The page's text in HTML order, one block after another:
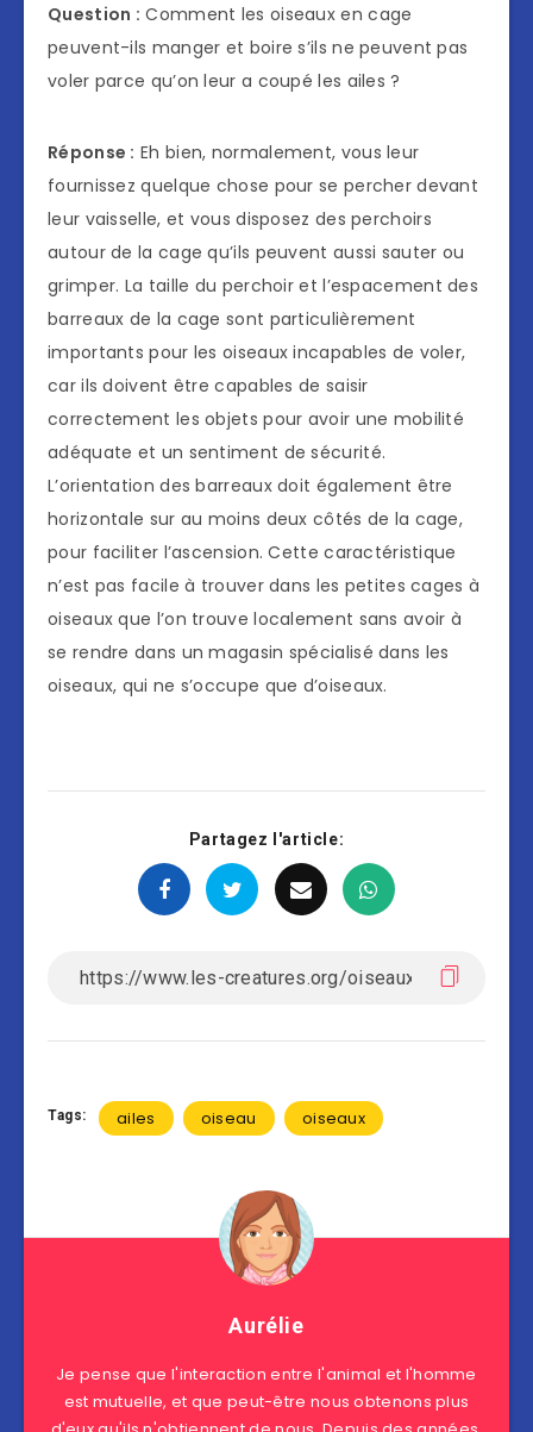
Question : Comment les oiseaux en cage
peuvent-ils manger et boire s’ils ne peuvent pas
voler parce qu’on leur a coupé les ailes ?
Réponse : Eh bien, normalement, vous leur
fournissez quelque chose pour se percher devant
leur vaisselle, et vous disposez des perchoirs
autour de la cage qu’ils peuvent aussi sauter ou
grimper. La taille du perchoir et l’espacement des
barreaux de la cage sont particulièrement
importants pour les oiseaux incapables de voler,
car ils doivent être capables de saisir
correctement les objets pour avoir une mobilité
adéquate et un sentiment de sécurité.
L’orientation des barreaux doit également être
horizontale sur au moins deux côtés de la cage,
pour faciliter l’ascension. Cette caractéristique
n’est pas facile à trouver dans les petites cages à
oiseaux que l’on trouve localement sans avoir à
se rendre dans un magasin spécialisé dans les
oiseaux, qui ne s’occupe que d’oiseaux.
Partagez l'article:
Tags: ailes oiseau oiseaux
Aurélie
Je pense que l'interaction entre l'animal et l'homme
est mutuelle, et que peut-être nous obtenons plus